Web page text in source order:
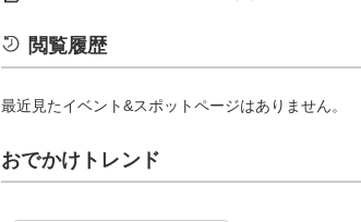
閲覧履歴
最近見たイベント&スポットページはありません。
おでかけトレンド